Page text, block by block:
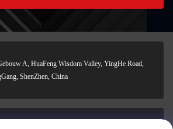
A, HuaFeng Wisdom Valley, YingHe Road,
ShenZhen, China